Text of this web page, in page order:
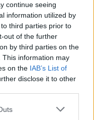
continue seeing
information utilized by
third parties prior to
out of the further
by third parties on the
This information may
on the IAB’s List of
disclose it to other
Próximo artigo
Tenente-general Pedro
do concelho de Seia,
nomeado comandante do
Comando Operacional da